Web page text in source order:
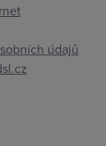
údajů